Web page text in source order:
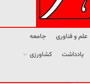
علم و فناوری
جامعه
یادداشت
کشاورزی